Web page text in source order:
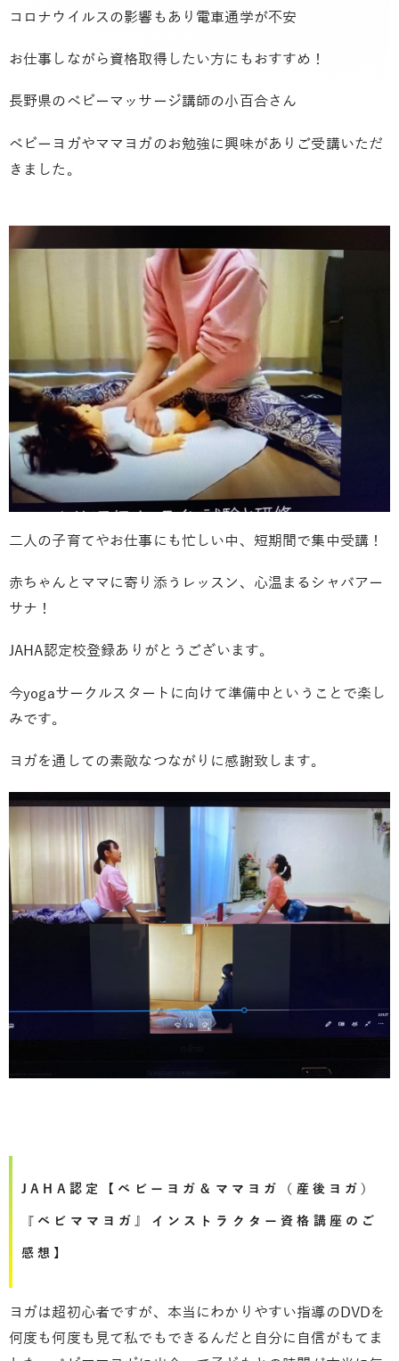
コロナウイルスの影響もあり電車通学が不安
お仕事しながら資格取得したい方にもおすすめ！
長野県のベビーマッサージ講師の小百合さん
ベビーヨガやママヨガのお勉強に興味がありご受講いただ
きました。
二人の子育てやお仕事にも忙しい中、短期間で集中受講！
赤ちゃんとママに寄り添うレッスン、心温まるシャバアー
サナ！
JAHA認定校登録ありがとうございます。
今yogaサークルスタートに向けて準備中ということで楽し
みです。
ヨガを通しての素敵なつながりに感謝致します。
JAHA認定【ベビーヨガ＆ママヨガ（産後ヨガ）
『ベビママヨガ』インストラクター資格講座のご
感想】
ヨガは超初心者ですが、本当にわかりやすい指導のDVDを
何度も何度も見て私でもできるんだと自分に自信がもてま